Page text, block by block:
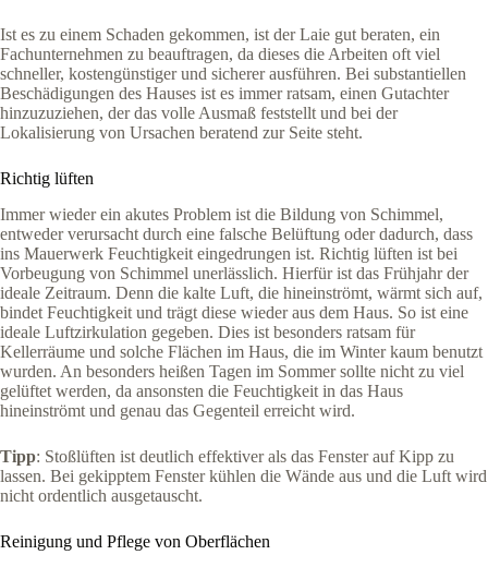
Ist es zu einem Schaden gekommen, ist der Laie gut beraten, ein
Fachunternehmen zu beauftragen, da dieses die Arbeiten oft viel
schneller, kostengünstiger und sicherer ausführen. Bei substantiellen
Beschädigungen des Hauses ist es immer ratsam, einen Gutachter
hinzuzuziehen, der das volle Ausmaß feststellt und bei der
Lokalisierung von Ursachen beratend zur Seite steht.
Richtig lüften
Immer wieder ein akutes Problem ist die Bildung von Schimmel,
entweder verursacht durch eine falsche Belüftung oder dadurch, dass
ins Mauerwerk Feuchtigkeit eingedrungen ist. Richtig lüften ist bei
Vorbeugung von Schimmel unerlässlich. Hierfür ist das Frühjahr der
ideale Zeitraum. Denn die kalte Luft, die hineinströmt, wärmt sich auf,
bindet Feuchtigkeit und trägt diese wieder aus dem Haus. So ist eine
ideale Luftzirkulation gegeben. Dies ist besonders ratsam für
Kellerräume und solche Flächen im Haus, die im Winter kaum benutzt
wurden. An besonders heißen Tagen im Sommer sollte nicht zu viel
gelüftet werden, da ansonsten die Feuchtigkeit in das Haus
hineinströmt und genau das Gegenteil erreicht wird.
Tipp: Stoßlüften ist deutlich effektiver als das Fenster auf Kipp zu
lassen. Bei gekipptem Fenster kühlen die Wände aus und die Luft wird
nicht ordentlich ausgetauscht.
Reinigung und Pflege von Oberflächen